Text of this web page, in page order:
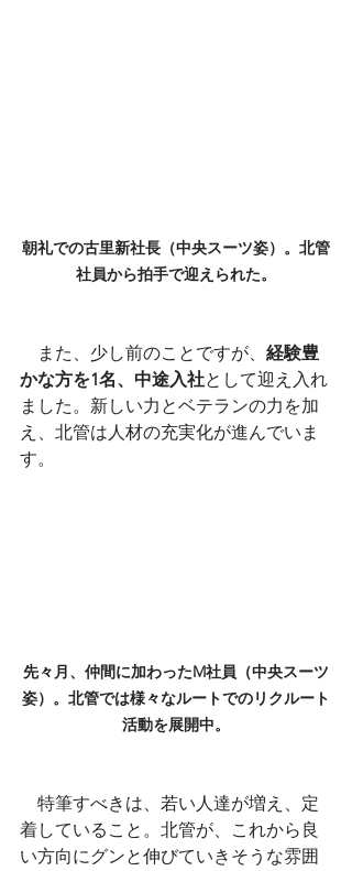
朝礼での古里新社長（中央スーツ姿）。北管
社員から拍手で迎えられた。
また、少し前のことですが、 経験豊
かな方を1名、中途入社として迎え入れ
ました。新しい力とベテランの力を加
え、北管は人材の充実化が進んでいま
す。
先々月、仲間に加わったM社員（中央スーツ
姿）。北管では様々なルートでのリクルート
活動を展開中。
特筆すべきは、若い人達が増え、定
着していること。北管が、これから良
い方向にグンと伸びていきそうな雰囲